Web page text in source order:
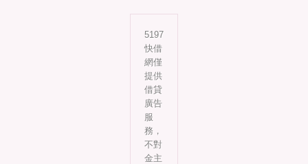
5197
快借
網僅
提供
借貸
廣告
服
務，
不對
金主